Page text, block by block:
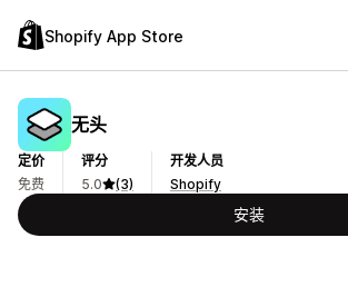
Shopify App Store
无头
定价
免费
评分
5.0
(3)
开发人员
Shopify
安装